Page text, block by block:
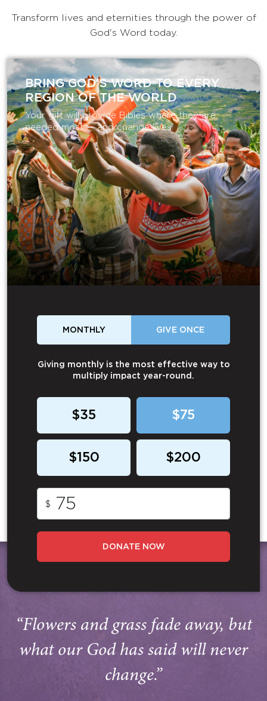
Transform lives and eternities through the power of
God's Word today.
BRING GOD’S WORD TO EVERY
REGION OF THE WORLD
Your gift will provide Bibles where they are
needed most — and change lives.
MONTHLY GIVE ONCE
Giving monthly is the most effective way to
multiply impact year-round.
$35 $75
$150 $200
$
DONATE NOW
“Flowers and grass fade away, but
what our God has said will never
change.”